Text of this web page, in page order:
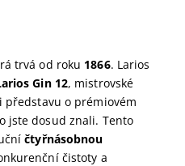
trvá od roku 1866. Larios
Gin 12, mistrovské
o prémiovém
jste dosud znali. Tento
čtyřnásobnou
čistoty a